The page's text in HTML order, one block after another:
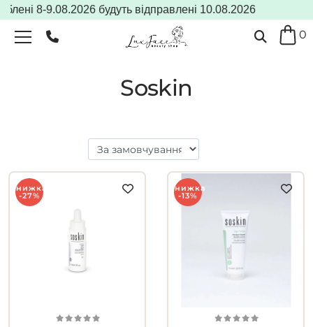
8-9.08.2026 будуть відправлені 10.08.2026
0
Soskin
Знижка
-27%
Знижка
-13%